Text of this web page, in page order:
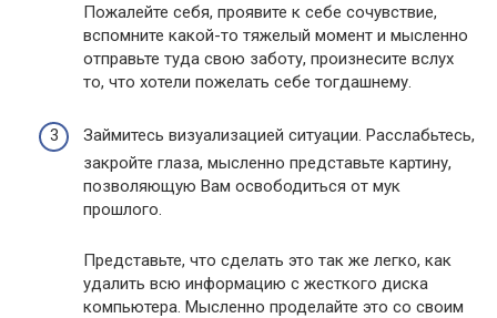
Пожалейте себя, проявите к себе сочувствие,
вспомните какой-то тяжелый момент и мысленно
отправьте туда свою заботу, произнесите вслух
то, что хотели пожелать себе тогдашнему.
Займитесь визуализацией ситуации. Расслабьтесь,
закройте глаза, мысленно представьте картину,
позволяющую Вам освободиться от мук
прошлого.
Представьте, что сделать это так же легко, как
удалить всю информацию с жесткого диска
компьютера. Мысленно проделайте это со своим